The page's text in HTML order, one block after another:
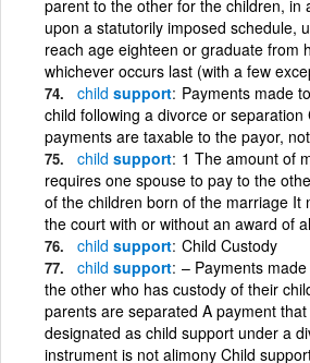
parent to the other for the children, in
upon a statutorily imposed schedule,
reach age eighteen or graduate from
whichever occurs last (with a few
child support Payments made
child following a divorce or separation
payments are taxable to the payor,
child support 1 The amount of
requires one spouse to pay to the
of the children born of the marriage It
the court with or without an award of
child support Child Custody
child support – Payments
the other who has custody of their
parents are separated A payment
designated as child support under a
instrument is not alimony Child